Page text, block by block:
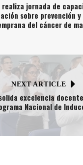
realiza jornada de
sobre prevención
del cáncer de
NEXT ARTICLE
excelencia
Nacional de